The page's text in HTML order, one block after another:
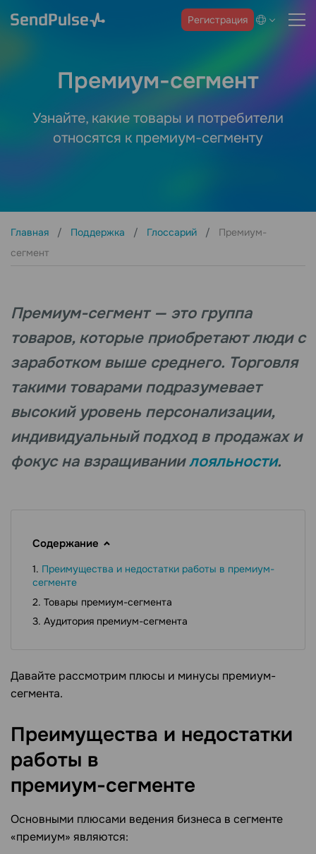
Регистрация
Премиум-сегмент
Узнайте, какие товары и потребители
относятся к премиум-сегменту
Главная Поддержка Глоссарий
Премиум-
сегмент
Премиум-сегмент — это группа
товаров, которые приобретают люди с
заработком выше среднего. Торговля
такими товарами подразумевает
высокий уровень персонализации,
индивидуальный подход в продажах и
фокус на взращиваниилояльности.
Содержание
Преимущества и недостатки работы в премиум-
сегменте
Товары премиум-сегмента
Аудитория премиум-сегмента
Давайте рассмотрим плюсы и минусы премиум-
сегмента.
Преимущества и недостатки
работы в
премиум-сегменте
Основными плюсами ведения бизнеса в сегменте
«премиум» являются: